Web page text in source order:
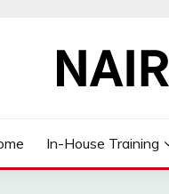
In-House Training